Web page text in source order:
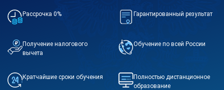
Рассрочка 0% Гарантированный результат
Получение налогового
вычета
Обучение по всей России
Кратчайшие сроки обучения
Полностью дистанционное
образование